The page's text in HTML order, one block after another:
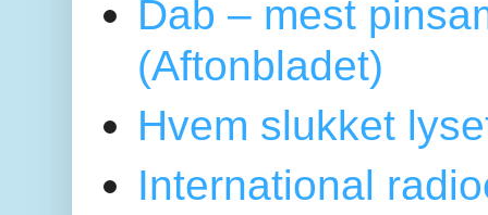
Dab – mest
(Aftonbladet)
Hvem slukket
International